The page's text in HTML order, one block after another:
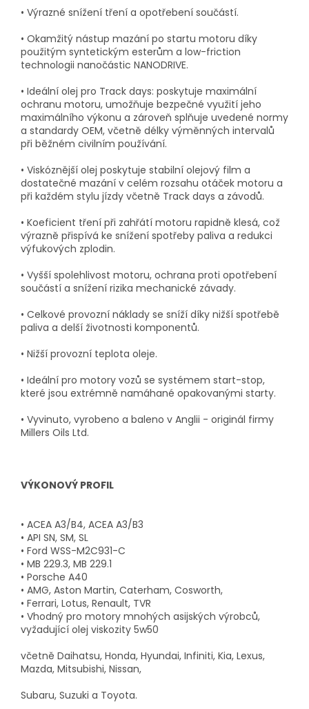
• Výrazné snížení tření a opotřebení součástí.
• Okamžitý nástup mazání po startu motoru díky
použitým syntetickým esterům a low-friction
technologii nanočástic NANODRIVE.
• Ideální olej pro Track days: poskytuje maximální
ochranu motoru, umožňuje bezpečné využití jeho
maximálního výkonu a zároveň splňuje uvedené normy
a standardy OEM, včetně délky výměnných intervalů
při běžném civilním používání.
• Viskóznější olej poskytuje stabilní olejový film a
dostatečné mazání v celém rozsahu otáček motoru a
při každém stylu jízdy včetně Track days a závodů.
• Koeficient tření při zahřátí motoru rapidně klesá, což
výrazně přispívá ke snížení spotřeby paliva a redukci
výfukových zplodin.
• Vyšší spolehlivost motoru, ochrana proti opotřebení
součástí a snížení rizika mechanické závady.
• Celkové provozní náklady se sníží díky nižší spotřebě
paliva a delší životnosti komponentů.
• Nižší provozní teplota oleje.
• Ideální pro motory vozů se systémem start-stop,
které jsou extrémně namáhané opakovanými starty.
• Vyvinuto, vyrobeno a baleno v Anglii - originál firmy
Millers Oils Ltd.
VÝKONOVÝ PROFIL
• ACEA A3/B4, ACEA A3/B3
• API SN, SM, SL
• Ford WSS-M2C931-C
• MB 229.3, MB 229.1
• Porsche A40
• AMG, Aston Martin, Caterham, Cosworth,
• Ferrari, Lotus, Renault, TVR
• Vhodný pro motory mnohých asijských výrobců,
vyžadující olej viskozity 5w50
včetně Daihatsu, Honda, Hyundai, Infiniti, Kia, Lexus,
Mazda, Mitsubishi, Nissan,
Subaru, Suzuki a Toyota.